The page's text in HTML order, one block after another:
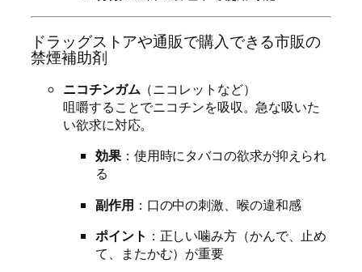
ドラッグストアや通販で購入できる市販の
禁煙補助剤
ニコチンガム（ニコレットなど）
咀嚼することでニコチンを吸収。急な吸いた
い欲求に対応。
効果：使用時にタバコの欲求が抑えられ
る
副作用 ：口の中の刺激、喉の違和感
ポイント ：正しい噛み方（かんで、止め
て、またかむ）が重要